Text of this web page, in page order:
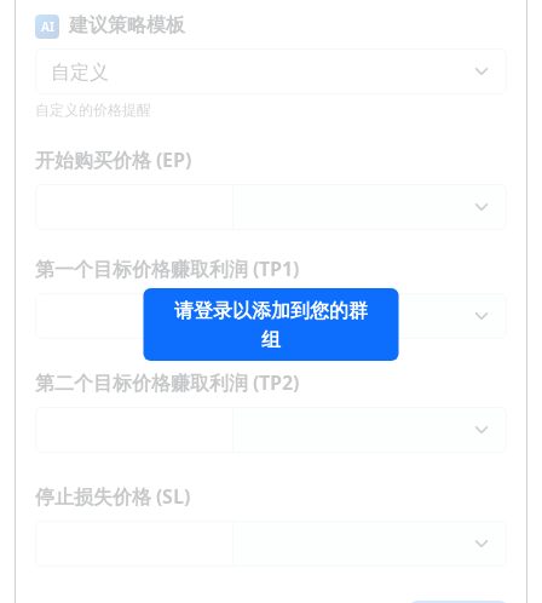
请登录以添加到您的群
组
AI 建议策略模板
自定义的价格提醒
开始购买价格 (EP)
第一个目标价格赚取利润 (TP1)
第二个目标价格赚取利润 (TP2)
停止损失价格 (SL)